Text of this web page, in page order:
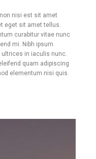
nisi est sit amet
eget sit amet tellus.
curabitur vitae nunc
mi. Nibh ipsum
ultrices in iaculis nunc.
quam adipiscing
elementum nisi quis.